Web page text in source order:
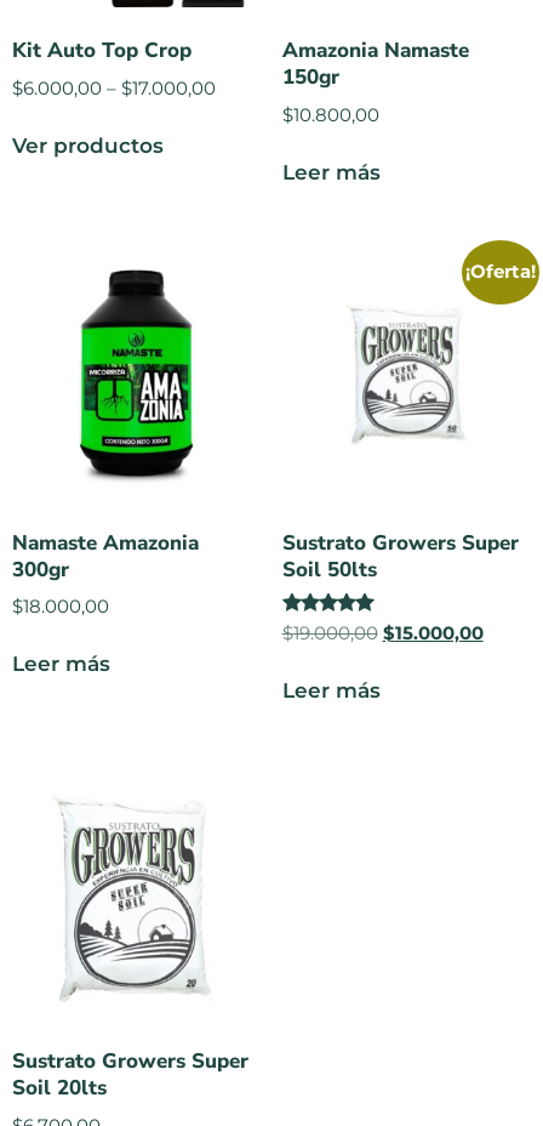
Kit Auto Top Crop
$6.000,00 – $17.000,00
Ver productos
Amazonia Namaste
150gr
$10.800,00
Leer más
Namaste Amazonia
300gr
$18.000,00
Leer más
¡Oferta!
Sustrato Growers Super
Soil 50lts
Valorado
en
de 5
$19.000,00 $15.000,00
Leer más
Sustrato Growers Super
Soil 20lts